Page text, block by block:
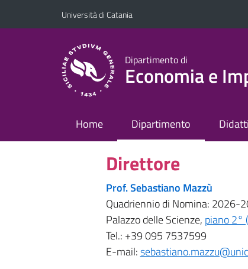
Vai al contenuto principale
Vai al menu di navigazione
Università di Catania
Dipartimento di
Economia e
Home Dipartimento
Direttore
Prof. Sebastiano Mazzù
Quadriennio di Nomina: 2026-
Palazzo delle Scienze, piano 2°
Tel.: +39 095 7537599
E-mail: